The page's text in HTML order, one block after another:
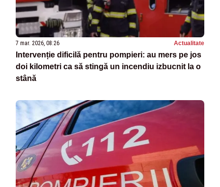
7 mar. 2026, 08:26 Actualitate
Intervenție dificilă pentru pompieri: au mers pe jos
doi kilometri ca să stingă un incendiu izbucnit la o
stână